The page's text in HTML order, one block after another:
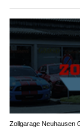
Zollgarage Neuhausen